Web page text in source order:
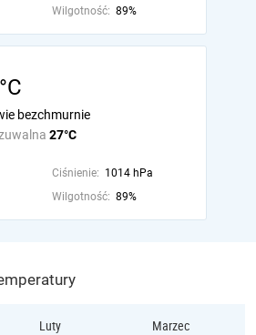
Wilgotność: 89%
27°C
bezchmurnie
Ciśnienie: 1014 hPa
Wilgotność: 89%
Luty Marzec